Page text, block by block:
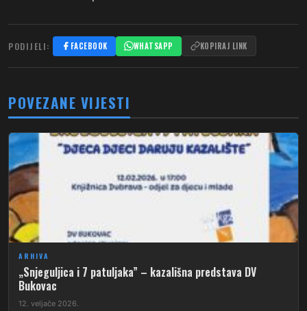
PODIJELI: FACEBOOK WHATSAPP KOPIRAJ LINK
POVEZANE VIJESTI
ARHIVA
„Snjeguljica i 7 patuljaka” – kazališna predstava DV
Bukovac
12. veljače 2026.